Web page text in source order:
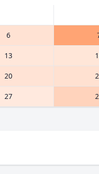
6
13
20
27